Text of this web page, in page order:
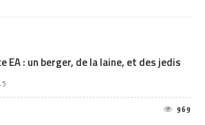
EA : un berger, de la laine, et des jedis
969